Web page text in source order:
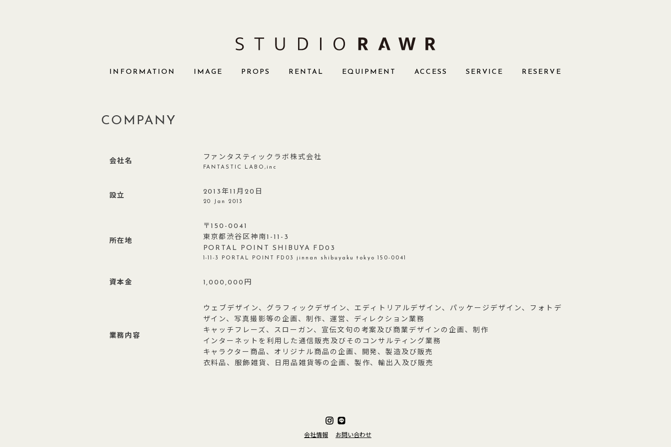
INFORMATION IMAGE PROPS RENTAL EQUIPMENT ACCESS SERVICE RESERVE
COMPANY
会社名
ファンタスティックラボ株式会社
FANTASTIC LABO,inc
設立
2013年11月20日
20 Jan 2013
所在地
〒150-0041
東京都渋谷区神南1-11-3
PORTAL POINT SHIBUYA FD03
1-11-3 PORTAL POINT FD03 jinnan shibuyaku tokyo 150-0041
資本金 1,000,000円
業務内容
ウェブデザイン、グラフィックデザイン、エディトリアルデザイン、パッケージデザイン、フォトデ
ザイン、写真撮影等の企画、制作、運営、ディレクション業務
キャッチフレーズ、スローガン、宣伝文句の考案及び商業デザインの企画、制作
インターネットを利用した通信販売及びそのコンサルティング業務
キャラクター商品、オリジナル商品の企画、開発、製造及び販売
衣料品、服飾雑貨、日用品雑貨等の企画、製作、輸出入及び販売
会社情報 お問い合わせ